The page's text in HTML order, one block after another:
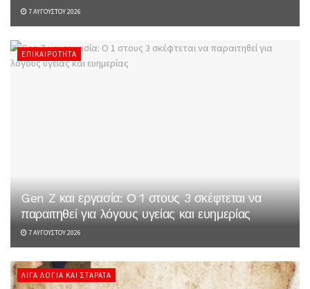
7 ΑΥΓΟΎΣΤΟΥ 2026
ΕΠΙΚΑΙΡΌΤΗΤΑ
Gen Z και εργασία: Ο 1 στους 3 σκέφτεται να
παραιτηθεί για λόγους υγείας και ευημερίας
7 ΑΥΓΟΎΣΤΟΥ 2026
ΛΊΓΑ ΛΌΓΙΑ ΚΑΙ ΣΤΑΡΆΤΑ